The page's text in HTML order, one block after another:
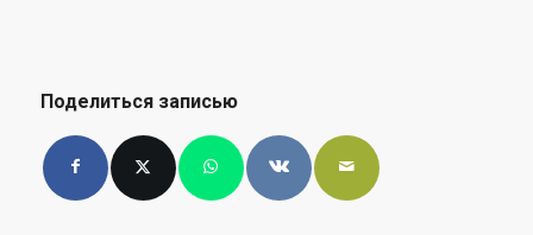
Поделиться записью